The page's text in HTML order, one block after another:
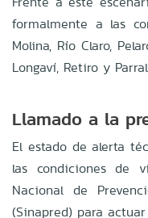
formalmente a las
Molina, Río Claro,
Longaví, Retiro y
Llamado a la
El estado de alerta
las condiciones de
Nacional de
(Sinapred) para